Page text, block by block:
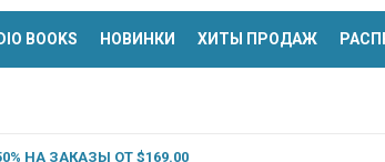
BOOKS НОВИНКИ ХИТЫ ПРОДАЖ
НА ЗАКАЗЫ ОТ $169.00